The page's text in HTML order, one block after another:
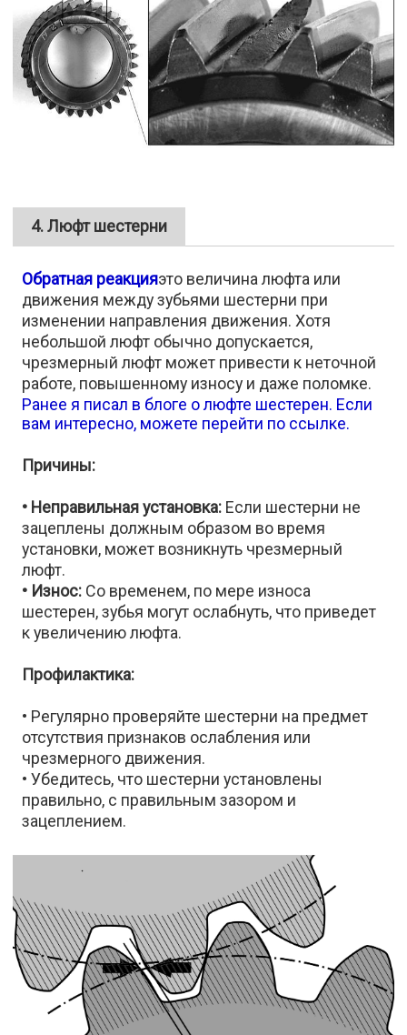
4. Люфт шестерни
Обратная реакцияэто величина люфта или
движения между зубьями шестерни при
изменении направления движения. Хотя
небольшой люфт обычно допускается,
чрезмерный люфт может привести к неточной
работе, повышенному износу и даже поломке.
Ранее я писал в блоге о люфте шестерен. Если
вам интересно, можете перейти по ссылке.
Причины:
• Неправильная установка: Если шестерни не
зацеплены должным образом во время
установки, может возникнуть чрезмерный
люфт.
• Износ: Со временем, по мере износа
шестерен, зубья могут ослабнуть, что приведет
к увеличению люфта.
Профилактика:
• Регулярно проверяйте шестерни на предмет
отсутствия признаков ослабления или
чрезмерного движения.
• Убедитесь, что шестерни установлены
правильно, с правильным зазором и
зацеплением.